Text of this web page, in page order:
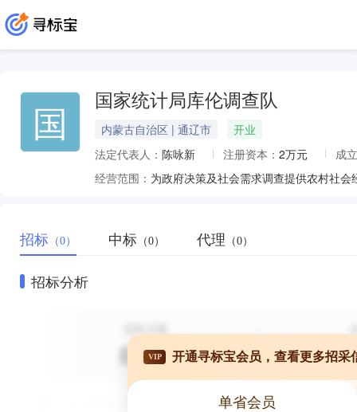
国 国家统计局库伦调查队
内蒙古自治区 | 通辽市
开业
法定代表人： 陈咏新 注册资本： 2万元
成
经营范围：
招标 （0） 中标 （0） 代理 （0）
招标分析
VIP 开通寻标宝会员，查看更多招采
单省会员